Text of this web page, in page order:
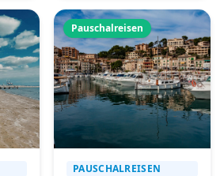
Pauschalreisen
PAUSCHALREISEN